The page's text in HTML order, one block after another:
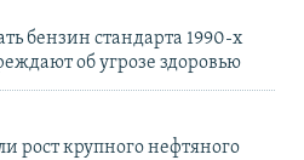
бензин стандарта 1990-х
об угрозе здоровью
рост крупного нефтяного